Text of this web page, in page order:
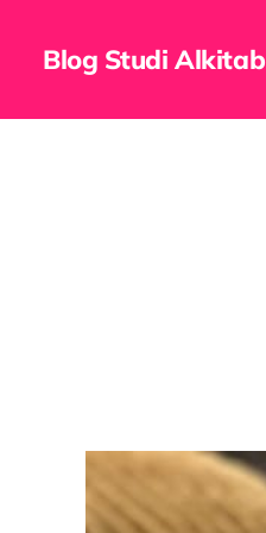
Blog Studi Alkitab